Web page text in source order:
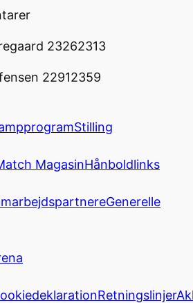
23262313
22912359
Stilling
MagasinHånboldlinks
Generelle
Retningslinjer